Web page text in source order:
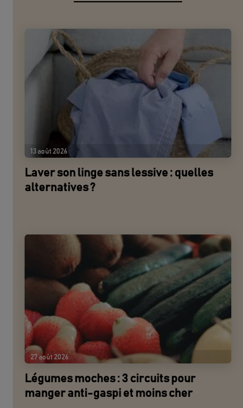
13 août 2026
Laver son linge sans lessive : quelles
alternatives ?
27 août 2026
Légumes moches : 3 circuits pour
manger anti-gaspi et moins cher